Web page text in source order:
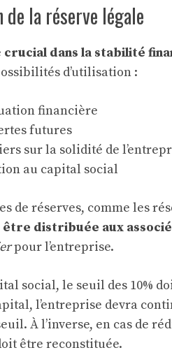
la réserve légale
crucial dans la stabilité
d’utilisation :
financière
futures
sur la solidité de
au capital social
de réserves, comme les
être distribuée aux
pour l’entreprise.
social, le seuil des 10%
l’entreprise devra
À l’inverse, en cas de
être reconstituée.